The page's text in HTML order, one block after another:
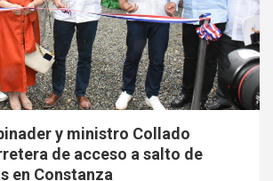
y ministro Collado
de acceso a salto de
en Constanza